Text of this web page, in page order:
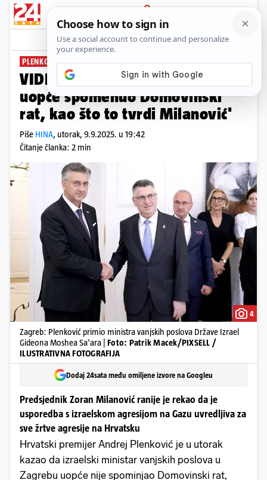
PRIJAVA
News Komentari
PLENKOVIĆ O SUSRETU
VIDEO 'Izraelski ministar nije
uopće spomenuo Domovinski
rat, kao što to tvrdi Milanović'
Piše HINA, utorak, 9.9.2025. u 19:42
Čitanje članka: 2 min
4
Zagreb: Plenković primio ministra vanjskih poslova Države Izrael
Gideona Moshea Sa'ara | Foto: Patrik Macek/PIXSELL /
ILUSTRATIVNA FOTOGRAFIJA
Dodaj 24sata među omiljene izvore na Googleu
Predsjednik Zoran Milanović ranije je rekao da je
usporedba s izraelskom agresijom na Gazu uvredljiva za
sve žrtve agresije na Hrvatsku
Hrvatski premijer Andrej Plenković je u utorak
kazao da izraelski ministar vanjskih poslova u
Zagrebu uopće nije spominjao Domovinski rat,